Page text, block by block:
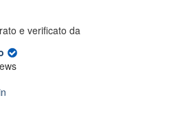
e verificato da